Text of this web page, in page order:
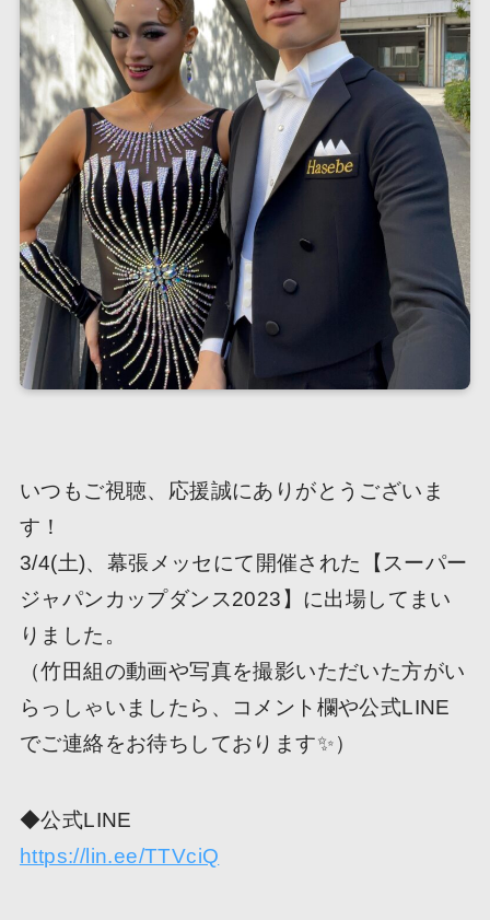
いつもご視聴、応援誠にありがとうございま
す！
3/4(土)、幕張メッセにて開催された【スーパー
ジャパンカップダンス2023】に出場してまい
りました。
（竹田組の動画や写真を撮影いただいた方がい
らっしゃいましたら、コメント欄や公式LINE
でご連絡をお待ちしております✨）
◆公式LINE
https://lin.ee/TTVciQ